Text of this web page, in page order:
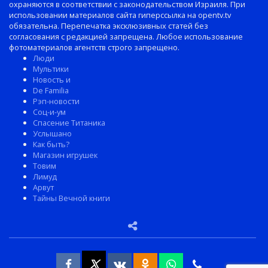
охраняются в соответствии с законодательством Израиля. При
использовании материалов сайта гиперссылка на opentv.tv
обязательна. Перепечатка эксклюзивных статей без
согласования с редакцией запрещена. Любое использование
фотоматериалов агентств строго запрещено.
Люди
Мультики
Новость и
De Familia
Рэп-новости
Соц-и-ум
Спасение Титаника
Услышано
Как быть?
Магазин игрушек
Товим
Лимуд
Арвут
Тайны Вечной книги